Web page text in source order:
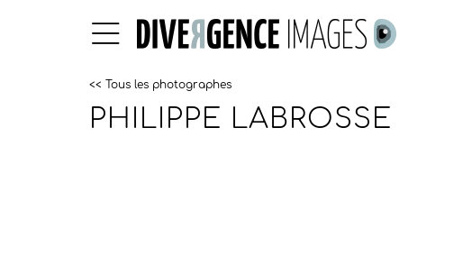
<< Tous les photographes
PHILIPPE LABROSSE